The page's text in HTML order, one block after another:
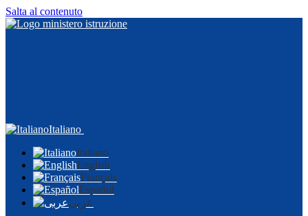
Salta al contenuto
Italiano
Italiano
English
Français
Español
عربى